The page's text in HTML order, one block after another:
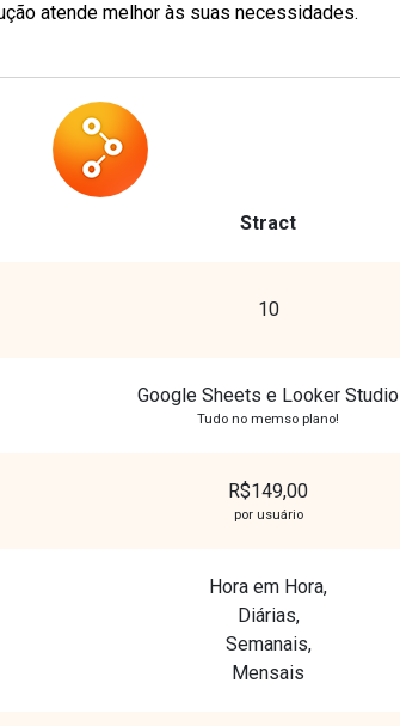
atende melhor às suas necessidades.
Stract
10
Google Sheets e Looker Studio
Tudo no memso plano!
R$149,00
por usuário
Hora em Hora,
Diárias,
Semanais,
Mensais